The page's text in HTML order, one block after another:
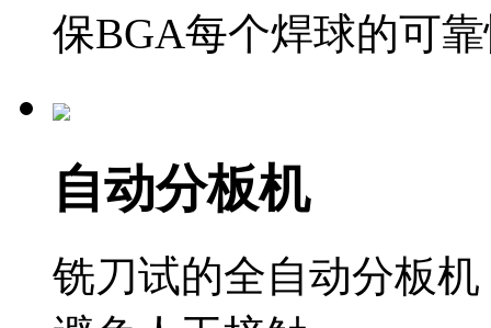
保BGA每个焊球的可
自动分板机
铣刀试的全自动分板